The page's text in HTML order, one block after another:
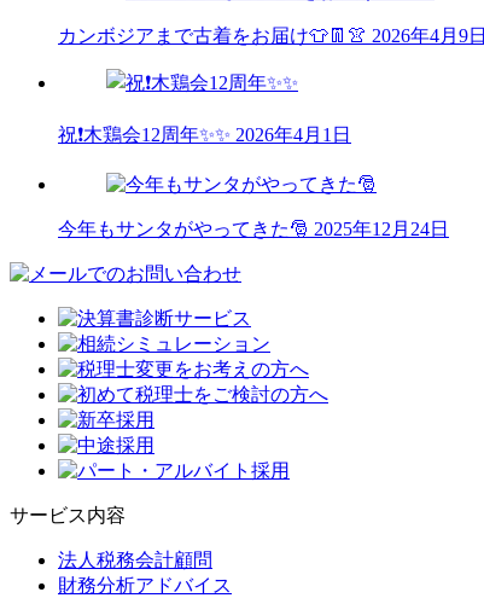
カンボジアまで古着をお届け👕👖👚 2026年4月9日
祝❗木鶏会12周年✨✨ 2026年4月1日
今年もサンタがやってきた🎅 2025年12月24日
サービス内容
法人税務会計顧問
財務分析アドバイス